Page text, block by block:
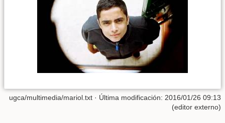
ugca/multimedia/mariol.txt · Última modificación: 2016/01/26 09:13
(editor externo)